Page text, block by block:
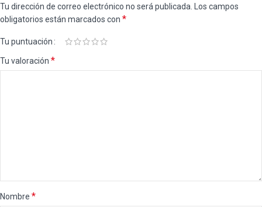
Tu dirección de correo electrónico no será publicada.
Los campos
obligatorios están marcados con *
Tu puntuación
Tu valoración *
Nombre *